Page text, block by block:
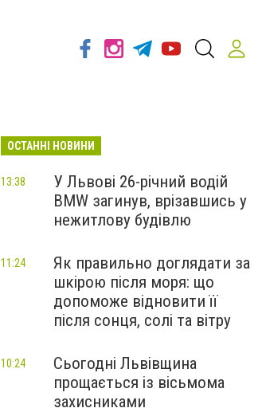
ОСТАННІ НОВИНИ
У Львові 26-річний водій
BMW загинув, врізавшись у
нежитлову будівлю
13:38
Як правильно доглядати за
шкірою після моря: що
допоможе відновити її
після сонця, солі та вітру
11:24
Сьогодні Львівщина
прощається із вісьмома
захисниками
10:24